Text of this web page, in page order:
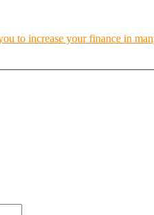
to increase your finance in